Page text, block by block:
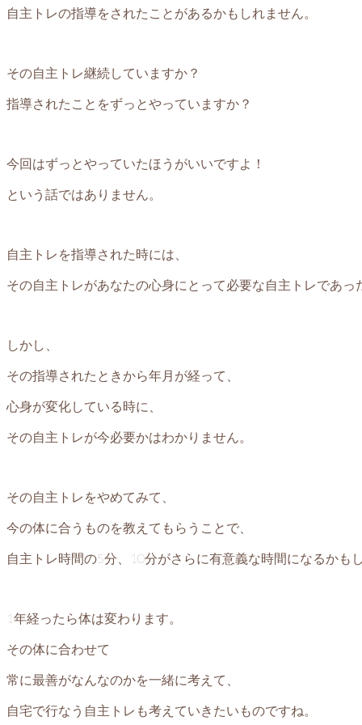
自主トレの指導をされたことがあるかもしれません。
その自主トレ継続していますか？
指導されたことをずっとやっていますか？
今回はずっとやっていたほうがいいですよ！
という話ではありません。
自主トレを指導された時には、
その自主トレがあなたの心身にとって必要な自主トレであっ
しかし、
その指導されたときから年月が経って、
心身が変化している時に、
その自主トレが今必要かはわかりません。
その自主トレをやめてみて、
今の体に合うものを教えてもらうことで、
自主トレ時間の5分、10分がさらに有意義な時間になるかもし
1年経ったら体は変わります。
その体に合わせて
常に最善がなんなのかを一緒に考えて、
自宅で行なう自主トレも考えていきたいものですね。